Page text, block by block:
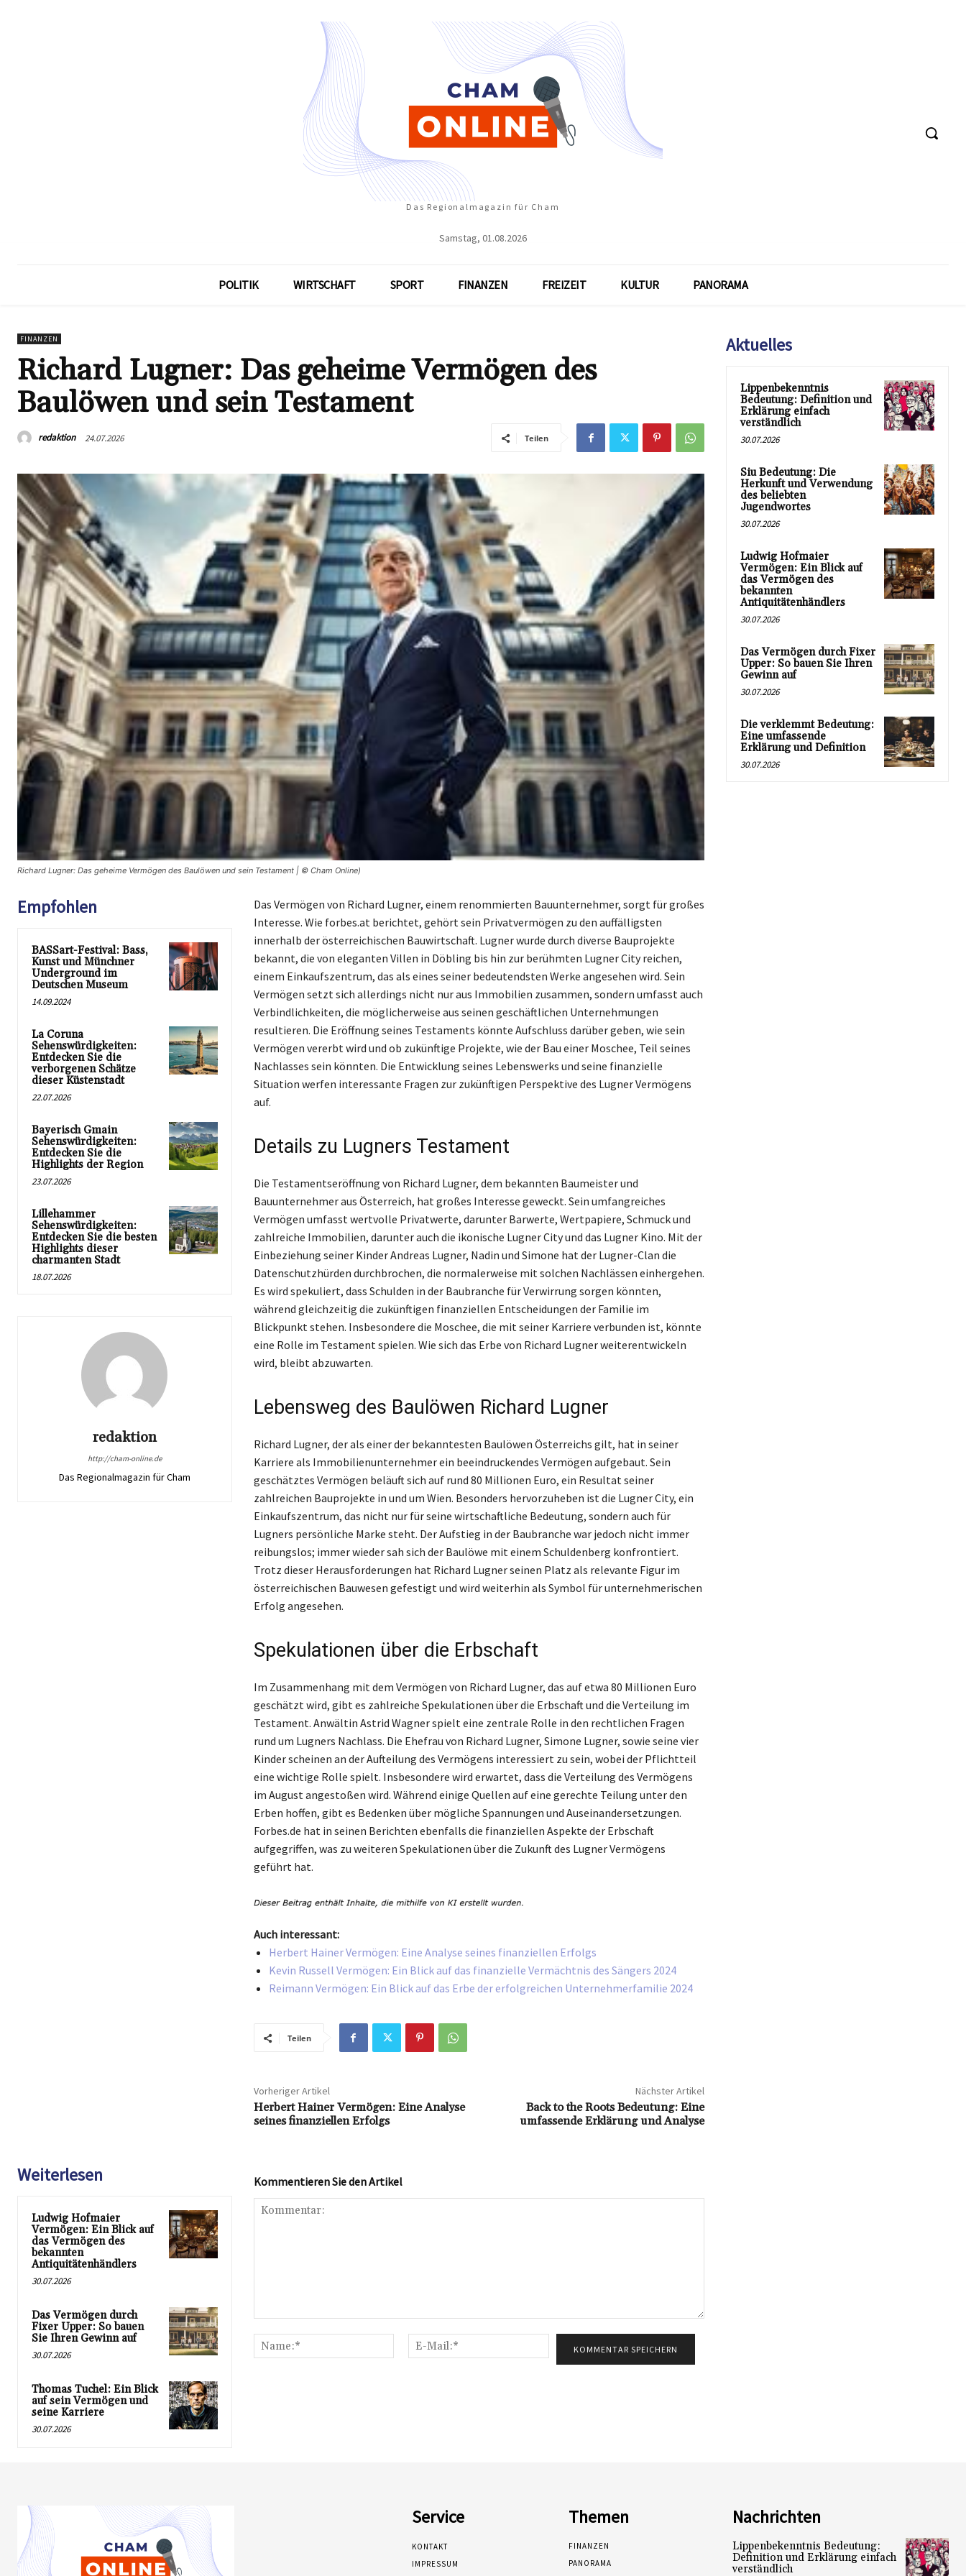
Das Regionalmagazin für Cham
Samstag, 01.08.2026
POLITIK WIRTSCHAFT SPORT FINANZEN FREIZEIT KULTUR PANORAMA
FINANZEN
Richard Lugner: Das geheime Vermögen des
Baulöwen und sein Testament
redaktion 24.07.2026 Teilen
Richard Lugner: Das geheime Vermögen des Baulöwen und sein Testament | © Cham Online)
Empfohlen
BASSart-Festival: Bass,
Kunst und Münchner
Underground im
Deutschen Museum
14.09.2024
La Coruna
Sehenswürdigkeiten:
Entdecken Sie die
verborgenen Schätze
dieser Küstenstadt
22.07.2026
Bayerisch Gmain
Sehenswürdigkeiten:
Entdecken Sie die
Highlights der Region
23.07.2026
Lillehammer
Sehenswürdigkeiten:
Entdecken Sie die besten
Highlights dieser
charmanten Stadt
18.07.2026
redaktion
http://cham-online.de
Das Regionalmagazin für Cham
Das Vermögen von Richard Lugner, einem renommierten Bauunternehmer, sorgt für großes
Interesse. Wie forbes.at berichtet, gehört sein Privatvermögen zu den auffälligsten
innerhalb der österreichischen Bauwirtschaft. Lugner wurde durch diverse Bauprojekte
bekannt, die von eleganten Villen in Döbling bis hin zur berühmten Lugner City reichen,
einem Einkaufszentrum, das als eines seiner bedeutendsten Werke angesehen wird. Sein
Vermögen setzt sich allerdings nicht nur aus Immobilien zusammen, sondern umfasst auch
Verbindlichkeiten, die möglicherweise aus seinen geschäftlichen Unternehmungen
resultieren. Die Eröffnung seines Testaments könnte Aufschluss darüber geben, wie sein
Vermögen vererbt wird und ob zukünftige Projekte, wie der Bau einer Moschee, Teil seines
Nachlasses sein könnten. Die Entwicklung seines Lebenswerks und seine finanzielle
Situation werfen interessante Fragen zur zukünftigen Perspektive des Lugner Vermögens
auf.
Details zu Lugners Testament
Die Testamentseröffnung von Richard Lugner, dem bekannten Baumeister und
Bauunternehmer aus Österreich, hat großes Interesse geweckt. Sein umfangreiches
Vermögen umfasst wertvolle Privatwerte, darunter Barwerte, Wertpapiere, Schmuck und
zahlreiche Immobilien, darunter auch die ikonische Lugner City und das Lugner Kino. Mit der
Einbeziehung seiner Kinder Andreas Lugner, Nadin und Simone hat der Lugner-Clan die
Datenschutzhürden durchbrochen, die normalerweise mit solchen Nachlässen einhergehen.
Es wird spekuliert, dass Schulden in der Baubranche für Verwirrung sorgen könnten,
während gleichzeitig die zukünftigen finanziellen Entscheidungen der Familie im
Blickpunkt stehen. Insbesondere die Moschee, die mit seiner Karriere verbunden ist, könnte
eine Rolle im Testament spielen. Wie sich das Erbe von Richard Lugner weiterentwickeln
wird, bleibt abzuwarten.
Lebensweg des Baulöwen Richard Lugner
Richard Lugner, der als einer der bekanntesten Baulöwen Österreichs gilt, hat in seiner
Karriere als Immobilienunternehmer ein beeindruckendes Vermögen aufgebaut. Sein
geschätztes Vermögen beläuft sich auf rund 80 Millionen Euro, ein Resultat seiner
zahlreichen Bauprojekte in und um Wien. Besonders hervorzuheben ist die Lugner City, ein
Einkaufszentrum, das nicht nur für seine wirtschaftliche Bedeutung, sondern auch für
Lugners persönliche Marke steht. Der Aufstieg in der Baubranche war jedoch nicht immer
reibungslos; immer wieder sah sich der Baulöwe mit einem Schuldenberg konfrontiert.
Trotz dieser Herausforderungen hat Richard Lugner seinen Platz als relevante Figur im
österreichischen Bauwesen gefestigt und wird weiterhin als Symbol für unternehmerischen
Erfolg angesehen.
Spekulationen über die Erbschaft
Im Zusammenhang mit dem Vermögen von Richard Lugner, das auf etwa 80 Millionen Euro
geschätzt wird, gibt es zahlreiche Spekulationen über die Erbschaft und die Verteilung im
Testament. Anwältin Astrid Wagner spielt eine zentrale Rolle in den rechtlichen Fragen
rund um Lugners Nachlass. Die Ehefrau von Richard Lugner, Simone Lugner, sowie seine vier
Kinder scheinen an der Aufteilung des Vermögens interessiert zu sein, wobei der Pflichtteil
eine wichtige Rolle spielt. Insbesondere wird erwartet, dass die Verteilung des Vermögens
im August angestoßen wird. Während einige Quellen auf eine gerechte Teilung unter den
Erben hoffen, gibt es Bedenken über mögliche Spannungen und Auseinandersetzungen.
Forbes.de hat in seinen Berichten ebenfalls die finanziellen Aspekte der Erbschaft
aufgegriffen, was zu weiteren Spekulationen über die Zukunft des Lugner Vermögens
geführt hat.
Auch interessant:
Herbert Hainer Vermögen: Eine Analyse seines finanziellen Erfolgs
Kevin Russell Vermögen: Ein Blick auf das finanzielle Vermächtnis des Sängers 2024
Reimann Vermögen: Ein Blick auf das Erbe der erfolgreichen Unternehmerfamilie 2024
Teilen
Vorheriger Artikel
Herbert Hainer Vermögen: Eine Analyse
seines finanziellen Erfolgs
Nächster Artikel
Back to the Roots Bedeutung: Eine
umfassende Erklärung und Analyse
Weiterlesen
Ludwig Hofmaier
Vermögen: Ein Blick auf
das Vermögen des
bekannten
Antiquitätenhändlers
30.07.2026
Das Vermögen durch
Fixer Upper: So bauen
Sie Ihren Gewinn auf
30.07.2026
Thomas Tuchel: Ein Blick
auf sein Vermögen und
seine Karriere
30.07.2026
Kommentieren Sie den Artikel
Name:*
Mail:*
Aktuelles
Lippenbekenntnis
Bedeutung: Definition und
Erklärung einfach
verständlich
30.07.2026
Siu Bedeutung: Die
Herkunft und Verwendung
des beliebten
Jugendwortes
30.07.2026
Ludwig Hofmaier
Vermögen: Ein Blick auf
das Vermögen des
bekannten
Antiquitätenhändlers
30.07.2026
Das Vermögen durch Fixer
Upper: So bauen Sie Ihren
Gewinn auf
30.07.2026
Die verklemmt Bedeutung:
Eine umfassende
Erklärung und Definition
30.07.2026
Service
KONTAKT
IMPRESSUM
Themen
FINANZEN
PANORAMA
Nachrichten
Lippenbekenntnis Bedeutung:
Definition und Erklärung einfach
verständlich